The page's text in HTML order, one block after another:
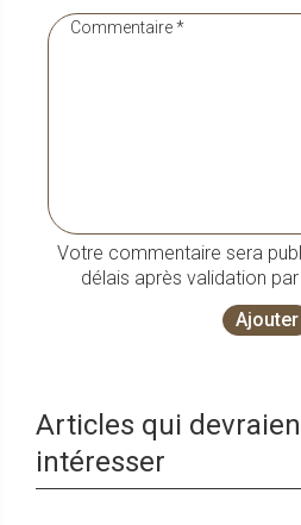
Votre commentaire sera
délais après validation
Ajouter
Articles qui
intéresser